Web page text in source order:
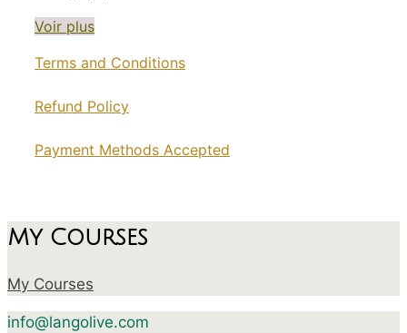
Voir plus
Terms and Conditions
Refund Policy
Payment Methods Accepted
My Courses
My Courses
info@langolive.com